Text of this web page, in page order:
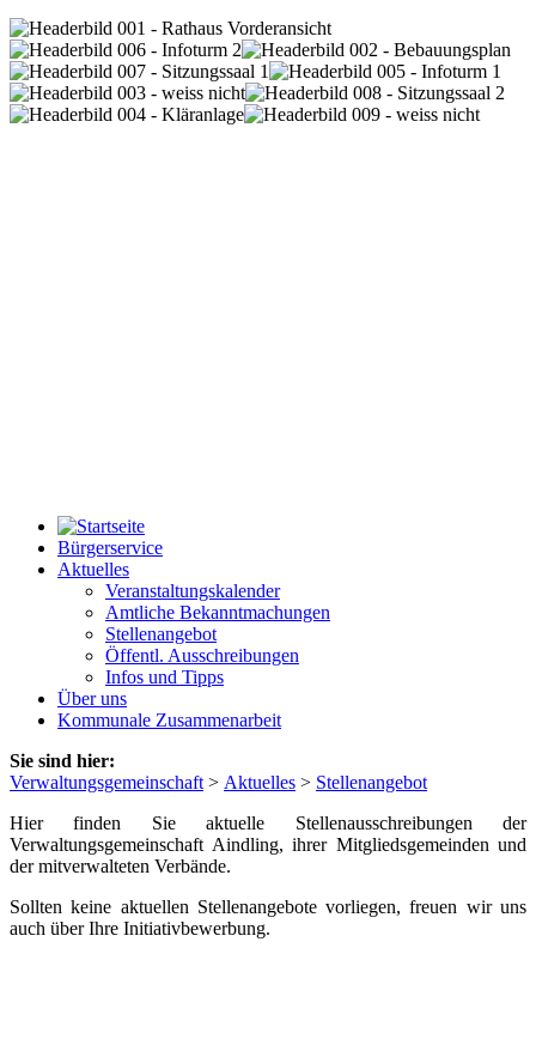
Bürgerservice
Aktuelles
Veranstaltungskalender
Amtliche Bekanntmachungen
Stellenangebot
Öffentl. Ausschreibungen
Infos und Tipps
Über uns
Kommunale Zusammenarbeit
Sie sind hier:
Verwaltungsgemeinschaft > Aktuelles > Stellenangebot
Hier finden Sie aktuelle Stellenausschreibungen der
Verwaltungsgemeinschaft Aindling, ihrer Mitgliedsgemeinden und
der mitverwalteten Verbände.
Sollten keine aktuellen Stellenangebote vorliegen, freuen wir uns
auch über Ihre Initiativbewerbung.